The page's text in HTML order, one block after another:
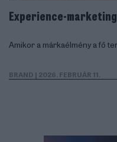
Experience-marketing
Amikor a márkaélmény a fő
BRAND | 2026. FEBRUÁR 11.